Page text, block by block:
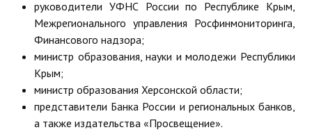
руководители УФНС России по Республике Крым,
Межрегионального управления Росфинмониторинга,
Финансового надзора;
министр образования, науки и молодежи Республики
Крым;
министр образования Херсонской области;
представители Банка России и региональных банков,
а также издательства «Просвещение».